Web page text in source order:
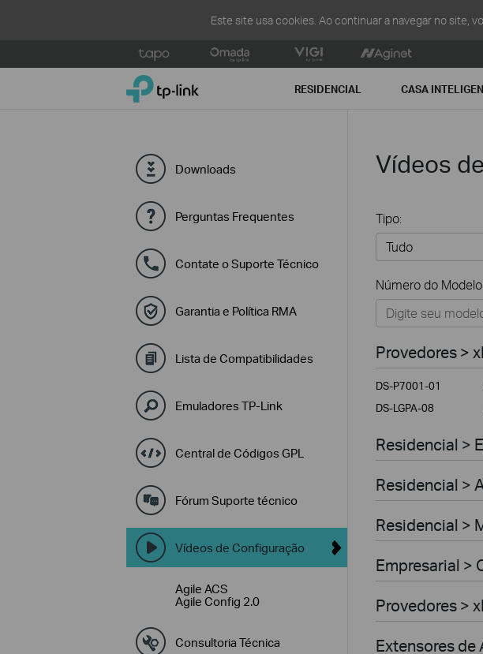
Este site usa cookies. Ao continuar a navegar no site,
to
TP-Link, Reliably Smart RESIDENCIAL CASA
Downloads
Perguntas Frequentes
Contate o Suporte Técnico
Garantia e Política RMA
Lista de Compatibilidades
Emuladores TP-Link
Central de Códigos GPL
Fórum Suporte técnico
Vídeos de Configuração
Agile ACS
Agile Config 2.0
Consultoria Técnica
Vídeos
Tipo:
Residencial
Casa Inteligente
Empresarial
Provedores
Número do
Provedores >
DS-P7001-01
DS-LGPA-08
Residencial >
Residencial >
Residencial >
Empresarial >
Provedores >
Extensores de